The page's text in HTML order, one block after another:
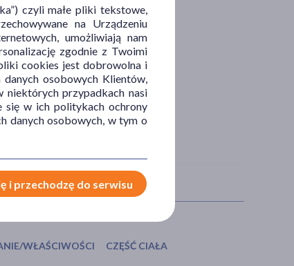
WŁAŚCIWOŚCI CZĘŚĆ CIAŁA
czyli małe pliki tekstowe,
na Urządzeniu
umożliwiają nam
zgodnie z Twoimi
cookies jest dobrowolna i
osobowych Klientów,
niektórych przypadkach nasi
się w ich politykach ochrony
danych osobowych, w tym o
i przechodzę do serwisu